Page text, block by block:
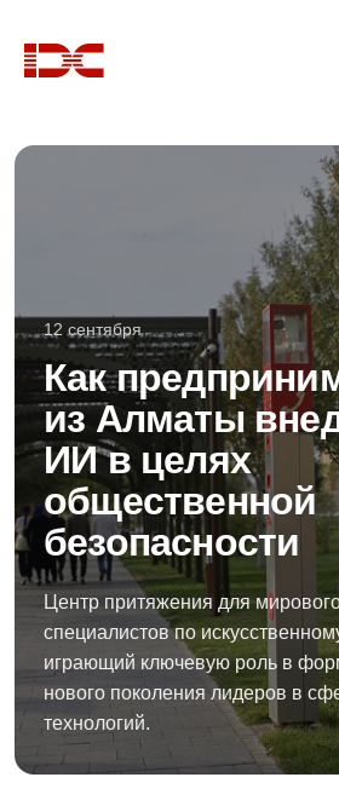
12 сентября
Как
из Алматы
ИИ в целях
общественной
безопасности
Центр притяжения для
специалистов по
играющий ключевую роль в
нового поколения лидеров в
технологий.